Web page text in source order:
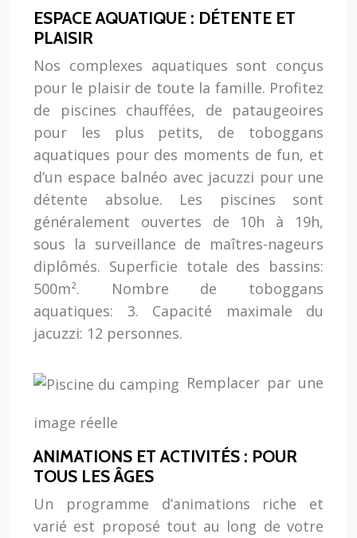
ESPACE AQUATIQUE : DÉTENTE ET
PLAISIR
Nos complexes aquatiques sont conçus
pour le plaisir de toute la famille. Profitez
de piscines chauffées, de pataugeoires
pour les plus petits, de toboggans
aquatiques pour des moments de fun, et
d’un espace balnéo avec jacuzzi pour une
détente absolue. Les piscines sont
généralement ouvertes de 10h à 19h,
sous la surveillance de maîtres-nageurs
diplômés. Superficie totale des bassins:
500m². Nombre de toboggans
aquatiques: 3. Capacité maximale du
jacuzzi: 12 personnes.
Remplacer par une
image réelle
ANIMATIONS ET ACTIVITÉS : POUR
TOUS LES ÂGES
Un programme d’animations riche et
varié est proposé tout au long de votre